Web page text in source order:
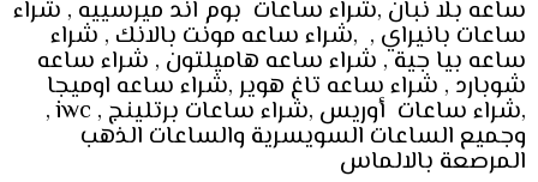
ساعه بلا نبان ,شراء ساعات بوم اند ميرسييه , شراء
ساعات بانيراي , ,شراء ساعه مونت بالانك , شراء
ساعه بيا جية , شراء ساعه هاميلتون , شراء ساعه
شوبارد , شراء ساعه تاغ هوير ,شراء ساعه اوميجا
,شراء ساعات أوريس ,شراء ساعات برتلينج , iwc ,
وجميع الساعات السويسرية والساعات الذهب
المرصعة بالالماس